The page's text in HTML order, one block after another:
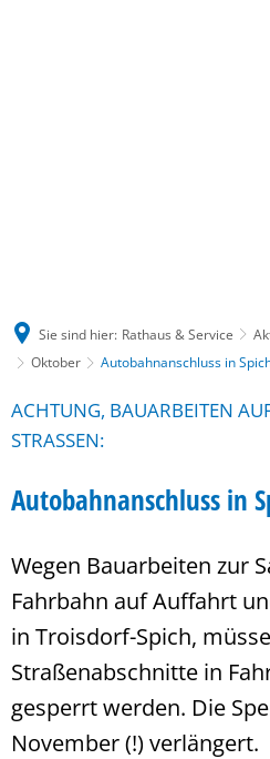
Sie sind hier: Rathaus & Service
Oktober
Autobahnanschluss in
ACHTUNG, BAUARBEITEN
STRASSEN:
Autobahnanschluss in
Wegen Bauarbeiten zur
Fahrbahn auf Auffahrt
in Troisdorf-Spich,
Straßenabschnitte in
gesperrt werden. Die
November (!) verlängert.